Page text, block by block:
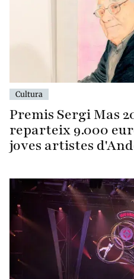
Cultura
Premis Sergi Mas
reparteix 9.000
joves artistes